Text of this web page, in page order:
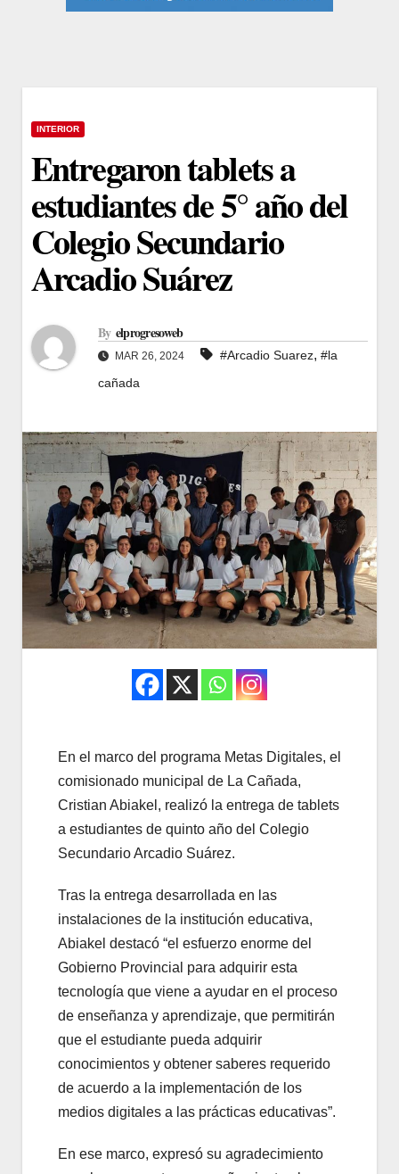
INTERIOR
Entregaron tablets a
estudiantes de 5° año del
Colegio Secundario
Arcadio Suárez
By elprogresoweb
MAR 26, 2024 #Arcadio Suarez, #la
cañada
En el marco del programa Metas Digitales, el
comisionado municipal de La Cañada,
Cristian Abiakel, realizó la entrega de tablets
a estudiantes de quinto año del Colegio
Secundario Arcadio Suárez.
Tras la entrega desarrollada en las
instalaciones de la institución educativa,
Abiakel destacó “el esfuerzo enorme del
Gobierno Provincial para adquirir esta
tecnología que viene a ayudar en el proceso
de enseñanza y aprendizaje, que permitirán
que el estudiante pueda adquirir
conocimientos y obtener saberes requerido
de acuerdo a la implementación de los
medios digitales a las prácticas educativas”.
En ese marco, expresó su agradecimiento